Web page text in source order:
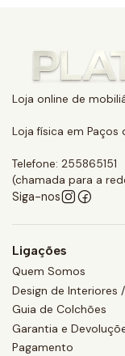
Loja online de
Loja física em Paços
Telefone: 255865151
(chamada para a
Siga-nos
Ligações
Quem Somos
Design de Interiores
Guia de Colchões
Garantia e
Pagamento